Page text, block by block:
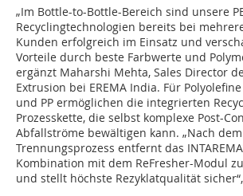
„Im Bottle-to-Bottle-Bereich sind unsere
Recyclingtechnologien bereits bei
Kunden erfolgreich im Einsatz und
Vorteile durch beste Farbwerte und
ergänzt Maharshi Mehta, Sales Director
Extrusion bei EREMA India. Für Polyolefine
und PP ermöglichen die integrierten
Prozesskette, die selbst komplexe Post-
Abfallströme bewältigen kann. „Nach
Trennungsprozess entfernt das INTAREMA
Kombination mit dem ReFresher-Modul
und stellt höchste Rezyklatqualität